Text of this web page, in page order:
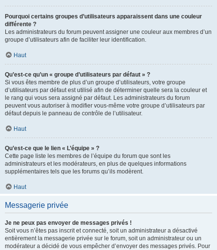
Pourquoi certains groupes d’utilisateurs apparaissent dans une couleur
différente ?
Les administrateurs du forum peuvent assigner une couleur aux membres d’un
groupe d’utilisateurs afin de faciliter leur identification.
Haut
Qu’est-ce qu’un « groupe d’utilisateurs par défaut » ?
Si vous êtes membre de plus d’un groupe d’utilisateurs, votre groupe
d’utilisateurs par défaut est utilisé afin de déterminer quelle sera la couleur et
le rang qui vous sera assigné par défaut. Les administrateurs du forum
peuvent vous autoriser à modifier vous-même votre groupe d’utilisateurs par
défaut depuis le panneau de contrôle de l’utilisateur.
Haut
Qu’est-ce que le lien « L’équipe » ?
Cette page liste les membres de l’équipe du forum que sont les
administrateurs et les modérateurs, en plus de quelques informations
supplémentaires tels que les forums qu’ils modèrent.
Haut
Messagerie privée
Je ne peux pas envoyer de messages privés !
Soit vous n’êtes pas inscrit et connecté, soit un administrateur a désactivé
entièrement la messagerie privée sur le forum, soit un administrateur ou un
modérateur a décidé de vous empêcher d’envoyer des messages privés. Pour